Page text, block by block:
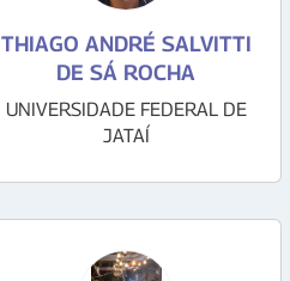
THIAGO ANDRÉ SALVITTI
DE SÁ ROCHA
UNIVERSIDADE FEDERAL DE
JATAÍ